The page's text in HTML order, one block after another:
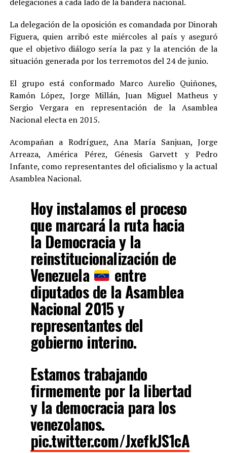
La delegación de la oposición es comandada por Dinorah
Figuera, quien arribó este miércoles al país y aseguró
que el objetivo diálogo sería la paz y la atención de la
situación generada por los terremotos del 24 de junio.
El grupo está conformado Marco Aurelio Quiñones,
Ramón López, Jorge Millán, Juan Miguel Matheus y
Sergio Vergara en representación de la Asamblea
Nacional electa en 2015.
Acompañan a Rodríguez, Ana María Sanjuan, Jorge
Arreaza, América Pérez, Génesis Garvett y Pedro
Infante, como representantes del oficialismo y la actual
Asamblea Nacional.
Hoy instalamos el proceso
que marcará la ruta hacia
la Democracia y la
reinstitucionalización de
Venezuela entre
diputados de la Asamblea
Nacional 2015 y
representantes del
gobierno interino.
Estamos trabajando
firmemente por la libertad
y la democracia para los
venezolanos.
pic.twitter.com/JxefkJS1cA